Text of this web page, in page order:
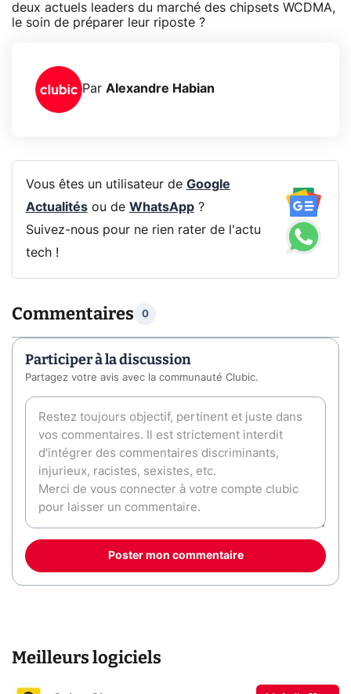
deux actuels leaders du marché des chipsets WCDMA,
le soin de préparer leur riposte ?
Par Alexandre Habian
Vous êtes un utilisateur de Google
Actualitésou de WhatsApp?
Suivez-nous pour ne rien rater de l'actu
tech !
Commentaires 0
Participer à la discussion
Partagez votre avis avec la communauté Clubic.
Poster mon commentaire
Meilleurs logiciels